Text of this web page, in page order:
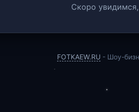
Скоро
FOTKAEW.RU - Шоу-